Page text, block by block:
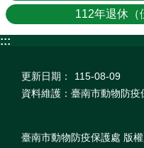
112年退休（
:::
更新日期：
115-08-09
資料維護：臺南市動物防疫
臺南市動物防疫保護處 版